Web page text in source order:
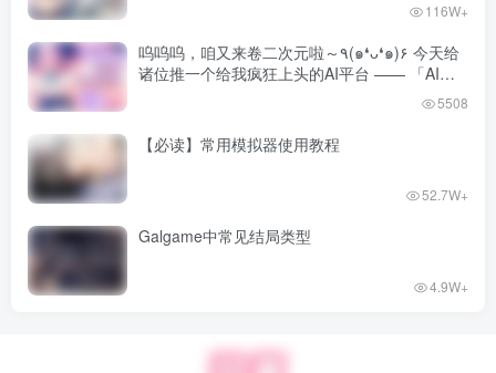
116W+
呜呜呜，咱又来卷二次元啦～٩(๑❛ᴗ❛๑)۶ 今天给
诸位推一个给我疯狂上头的AI平台 —— 「AI风
5508
【必读】常用模拟器使用教程
52.7W+
Galgame中常见结局类型
4.9W+